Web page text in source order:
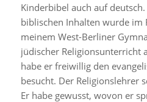
Kinderbibel auch auf
biblischen Inhalten wurde im
meinem West-Berliner
jüdischer Religionsunterricht
habe er freiwillig den
besucht. Der Religionslehrer
Er habe gewusst, wovon er